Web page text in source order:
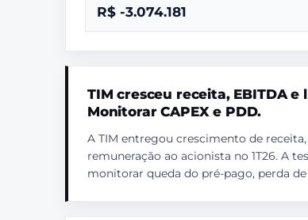
R$ -3.074.181
TIM cresceu receita, EBITDA
Monitorar CAPEX e PDD.
A TIM entregou crescimento de
remuneração ao acionista no 1T26. A
monitorar queda do pré-pago, perda